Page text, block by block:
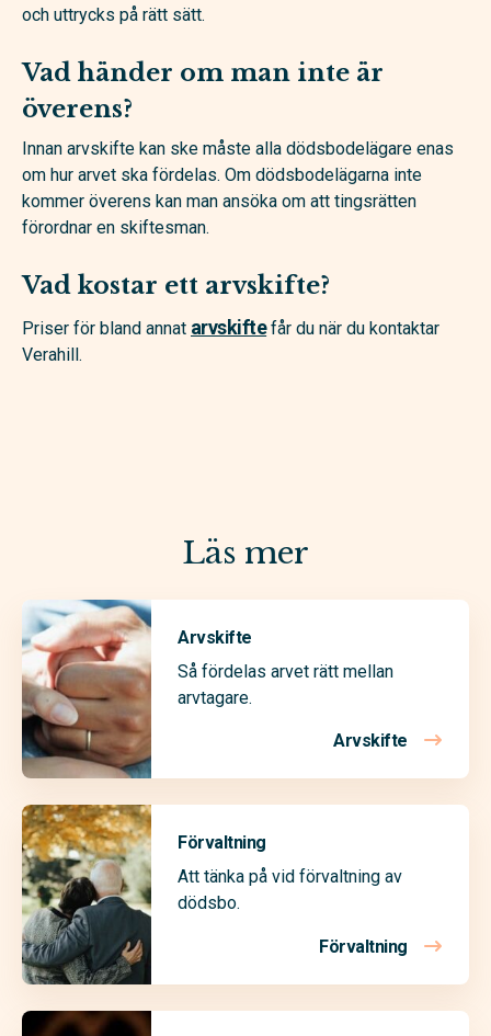
och uttrycks på rätt sätt.
Vad händer om man inte är
överens?
Innan arvskifte kan ske måste alla dödsbodelägare enas
om hur arvet ska fördelas. Om dödsbodelägarna inte
kommer överens kan man ansöka om att tingsrätten
förordnar en skiftesman.
Vad kostar ett arvskifte?
Priser för bland annat arvskiftefår du när du kontaktar
Verahill.
Läs mer
Arvskifte
Så fördelas arvet rätt mellan
arvtagare.
Arvskifte
Förvaltning
Att tänka på vid förvaltning av
dödsbo.
Förvaltning